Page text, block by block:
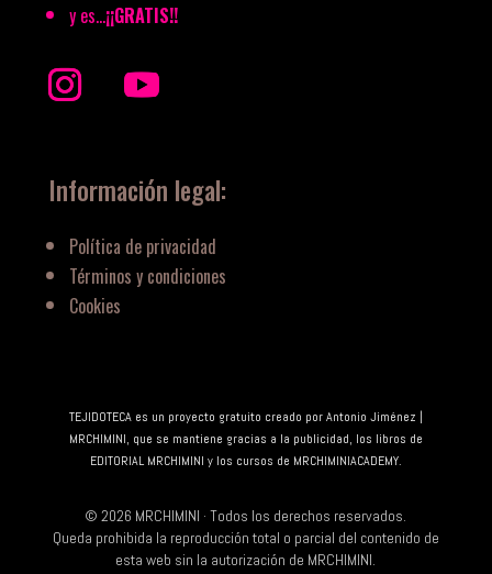
y es…¡¡GRATIS!!
Información legal:
Política de privacidad
Términos y condiciones
Cookies
TEJIDOTECA es un proyecto gratuito creado por Antonio Jiménez |
MRCHIMINI, que se mantiene gracias a la publicidad, los libros de
EDITORIAL MRCHIMINI y los cursos de MRCHIMINIACADEMY.
©2026 MRCHIMINI · Todos los derechos reservados.
Queda prohibida la reproducción total o parcial del contenido de
esta web sin la autorización de MRCHIMINI.